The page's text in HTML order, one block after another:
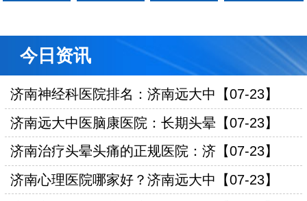
今日资讯
济南神经科医院排名：济南远大中【07-23】
济南远大中医脑康医院：长期头晕【07-23】
济南治疗头晕头痛的正规医院：济【07-23】
济南心理医院哪家好？济南远大中【07-23】